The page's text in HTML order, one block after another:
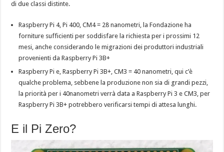
di due classi distinte.
Raspberry Pi 4, Pi 400, CM4 = 28 nanometri, la Fondazione ha
forniture sufficienti per soddisfare la richiesta per i prossimi 12
mesi, anche considerando le migrazioni dei produttori industriali
provenienti da Raspberry Pi 3B+
Raspberry Pi e, Raspberry Pi 3B+, CM3 = 40 nanometri, qui c’è
qualche problema, sebbene la produzione non sia di grandi pezzi,
la priorità per i 40nanometri verrà data a Raspberry Pi 3 e CM3, per
Raspberry Pi 3B+ potrebbero verificarsi tempi di attesa lunghi.
E il Pi Zero?